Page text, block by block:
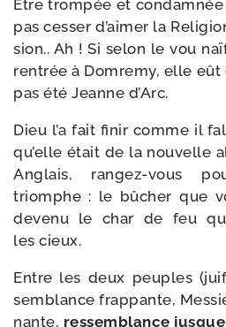
Etre trom­pée et
pas ces­ser d’ai­mer la
sion.. Ah ! Si selon le vou
ren­trée à Domremy, elle eût
pas été Jeanne d’Arc.
Dieu l’a fait finir comme il
qu’elle était de la nou­velle
Anglais, rangez-​vous
triomphe : le bûcher que
deve­nu le char de feu
les cieux.
Entre les deux peuples
sem­blance frap­pante,
nante, res­sem­blance